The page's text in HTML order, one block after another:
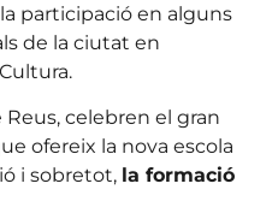
participació en alguns
de la ciutat en
celebren el gran
ofereix la nova escola
i sobretot, la formació